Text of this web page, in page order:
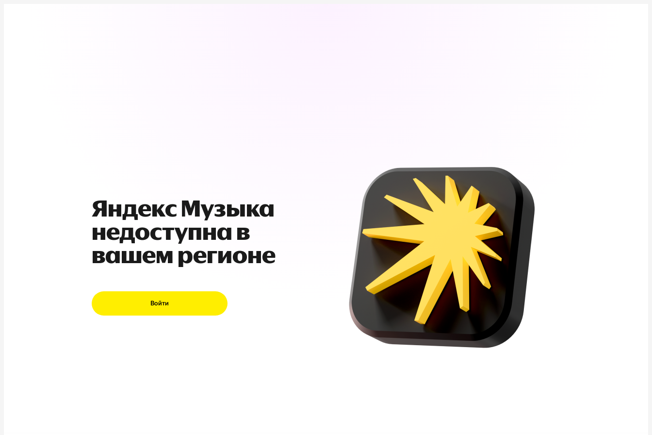
Яндекс Музыка
недоступна в
вашем регионе
Войти